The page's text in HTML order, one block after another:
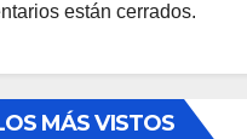
están cerrados.
MÁS VISTOS